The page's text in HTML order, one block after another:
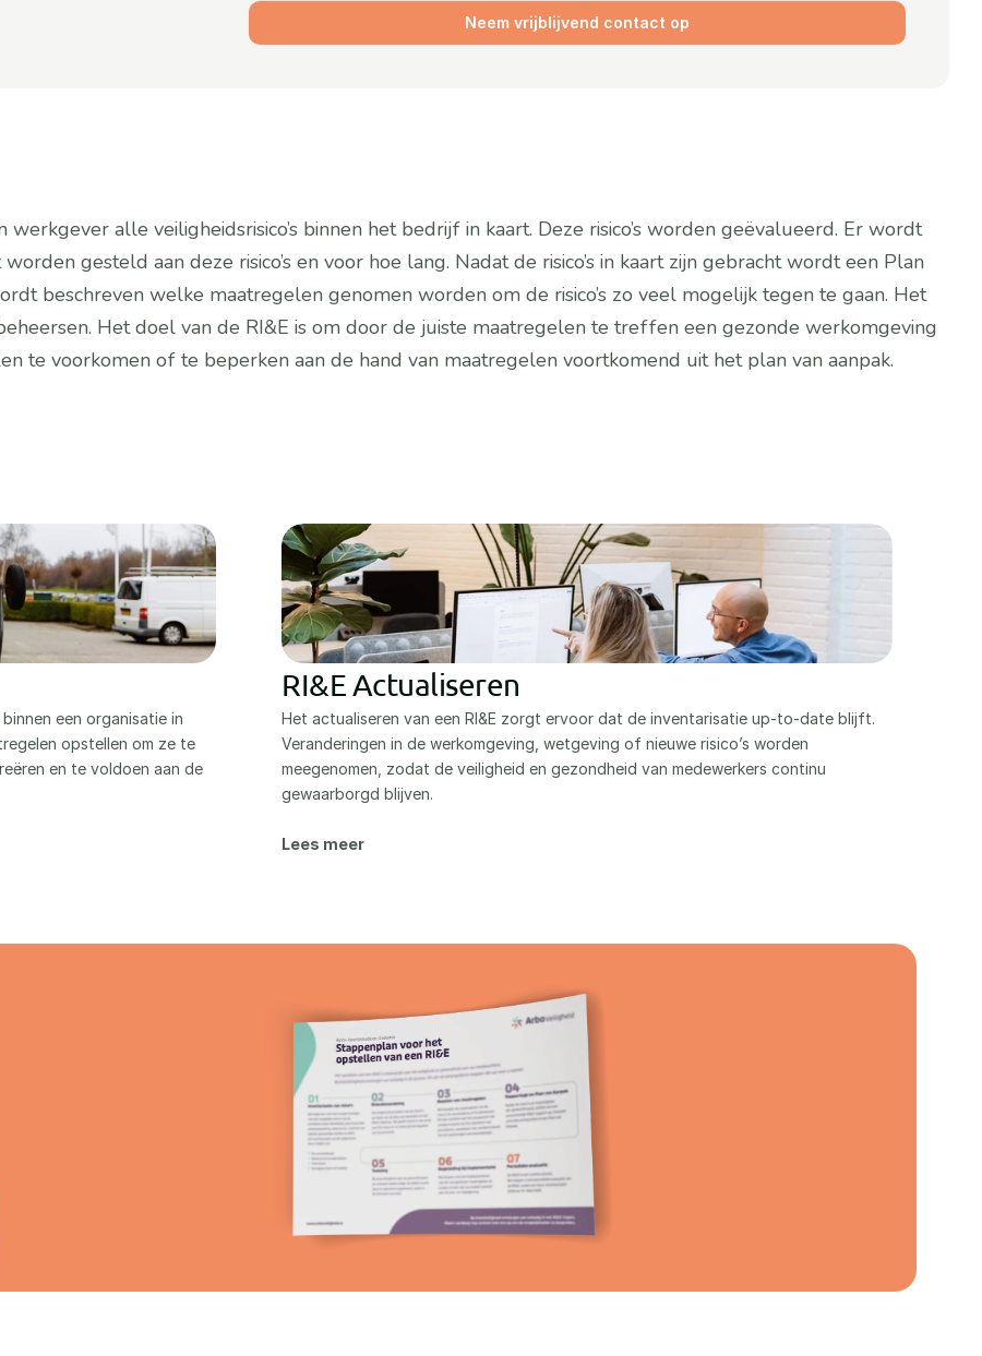
Neem vrijblijvend contact op
alle veiligheidsrisico’s binnen het bedrijf in kaart. Deze risico’s worden geëvalueerd. Er wordt
gesteld aan deze risico’s en voor hoe lang. Nadat de risico’s in kaart zijn gebracht wordt een Plan
beschreven welke maatregelen genomen worden om de risico’s zo veel mogelijk tegen te gaan. Het
Het doel van de RI&E is om door de juiste maatregelen te treffen een gezonde werkomgeving
te voorkomen of te beperken aan de hand van maatregelen voortkomend uit het plan van aanpak.
een organisatie in
opstellen om ze te
en te voldoen aan de
RI&E Actualiseren
Het actualiseren van een RI&E zorgt ervoor dat de inventarisatie up-to-date blijft.
Veranderingen in de werkomgeving, wetgeving of nieuwe risico’s worden
meegenomen, zodat de veiligheid en gezondheid van medewerkers continu
gewaarborgd blijven.
Lees meer